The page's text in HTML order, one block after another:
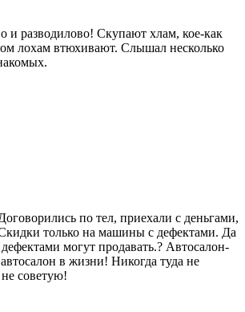
и разводилово! Скупают хлам, кое-как
лохам втюхивают. Слышал несколько
по тел, приехали с деньгами,
только на машины с дефектами. Да
могут продавать.? Автосалон-
в жизни! Никогда туда не
советую!